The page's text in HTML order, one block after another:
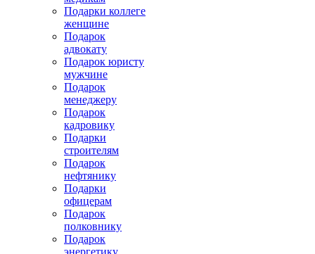
Подарки коллеге
женщине
Подарок
адвокату
Подарок юристу
мужчине
Подарок
менеджеру
Подарок
кадровику
Подарки
строителям
Подарок
нефтянику
Подарки
офицерам
Подарок
полковнику
Подарок
энергетику